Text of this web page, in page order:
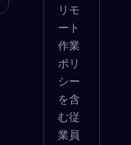
リモ
ート
作業
ポリ
シー
を含
む従
業員